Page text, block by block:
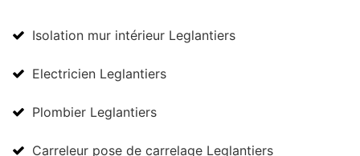
Isolation mur intérieur Leglantiers
Electricien Leglantiers
Plombier Leglantiers
Carreleur pose de carrelage Leglantiers